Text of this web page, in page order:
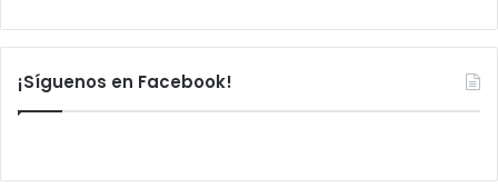
¡Síguenos en Facebook!